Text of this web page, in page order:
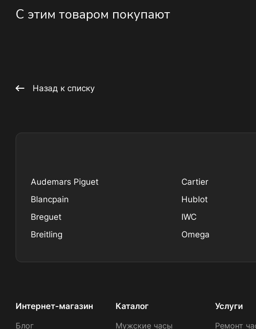
С этим товаром покупают
Назад к списку
Audemars Piguet
Blancpain
Breguet
Breitling
Cartier
Hublot
IWC
Omega
Интернет-магазин
Блог
Каталог
Мужские часы
Услуги
Ремонт